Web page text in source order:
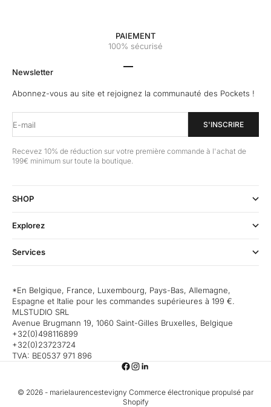
PAIEMENT
100% sécurisé
Newsletter
Abonnez-vous au site et rejoignez la communauté des Pockets !
E-mail S'INSCRIRE
Recevez 10% de réduction sur votre première commande à l'achat de
199€ minimum sur toute la boutique.
SHOP
Explorez
Services
*En Belgique, France, Luxembourg, Pays-Bas, Allemagne,
Espagne et Italie pour les commandes supérieures à 199 €.
MLSTUDIO SRL
Avenue Brugmann 19, 1060 Saint-Gilles Bruxelles, Belgique
+32(0)498116899
+32(0)23723724
TVA: BE0537 971 896
© 2026 - marielaurencestevigny Commerce électronique propulsé par
Shopify